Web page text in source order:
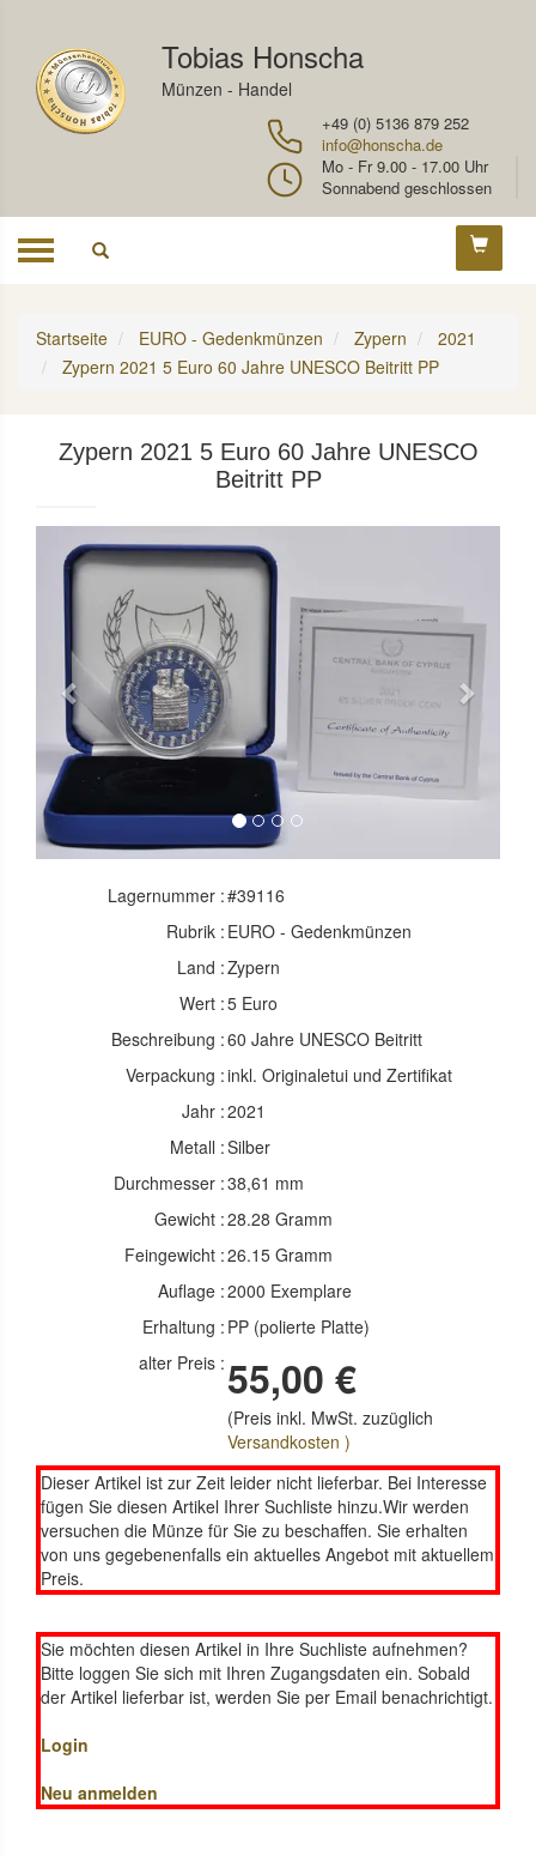
Tobias Honscha
Münzen - Handel
+49 (0) 5136 879 252
info@honscha.de
Mo - Fr 9.00 - 17.00 Uhr
Sonnabend geschlossen
Toggle
Startseite EURO - Gedenkmünzen Zypern
2021
Zypern 2021 5 Euro 60 Jahre UNESCO Beitritt PP
Zypern 2021 5 Euro 60 Jahre UNESCO
Beitritt PP
Previous Next
Lagernummer :#39116
Rubrik : EURO - Gedenkmünzen
Land :Zypern
Wert :5 Euro
Beschreibung :60 Jahre UNESCO Beitritt
Verpackung :inkl. Originaletui und Zertifikat
Jahr :2021
Metall :Silber
Durchmesser :38,61 mm
Gewicht :28.28 Gramm
Feingewicht :26.15 Gramm
Auflage :2000 Exemplare
Erhaltung : PP (polierte Platte)
alter Preis : 55,00 €
(Preis inkl. MwSt. zuzüglich
Versandkosten )
Dieser Artikel ist zur Zeit leider nicht lieferbar. Bei Interesse
fügen Sie diesen Artikel Ihrer Suchliste hinzu.Wir werden
versuchen die Münze für Sie zu beschaffen. Sie erhalten
von uns gegebenenfalls ein aktuelles Angebot mit aktuellem
Preis.
Sie möchten diesen Artikel in Ihre Suchliste aufnehmen?
Bitte loggen Sie sich mit Ihren Zugangsdaten ein. Sobald
der Artikel lieferbar ist, werden Sie per Email benachrichtigt.
Login
Neu anmelden